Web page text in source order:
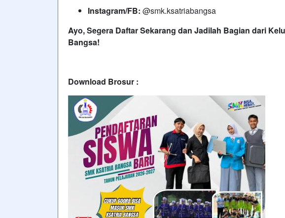
Instagram/FB: @smk.ksatriabangsa
Ayo, Segera Daftar Sekarang dan Jadilah Bagian dari
Bangsa!
Download Brosur :